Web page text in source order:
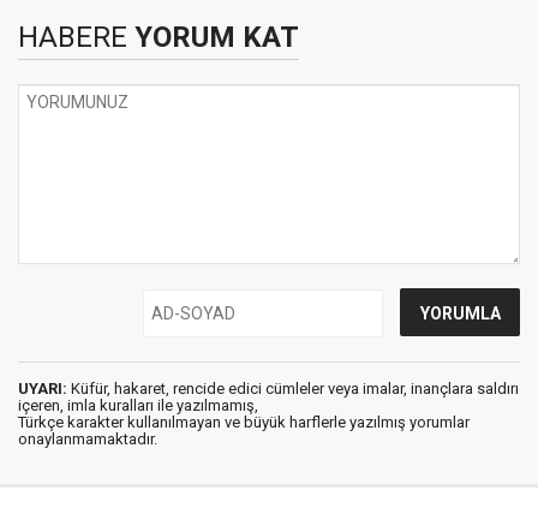
HABERE YORUM KAT
UYARI: Küfür, hakaret, rencide edici cümleler veya imalar, inançlara saldırı
içeren, imla kuralları ile yazılmamış,
Türkçe karakter kullanılmayan ve büyük harflerle yazılmış yorumlar
onaylanmamaktadır.